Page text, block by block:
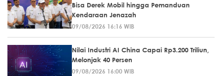
Bisa Derek Mobil hingga Pemanduan
Kendaraan Jenazah
09/08/2026 16:16 WIB
Nilai Industri AI China Capai Rp3.200 Triliun,
Melonjak 40 Persen
09/08/2026 16:00 WIB